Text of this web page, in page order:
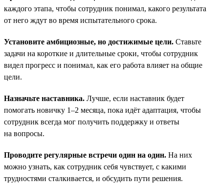
каждого этапа, чтобы сотрудник понимал, какого результата
от него ждут во время испытательного срока.
Установите амбициозные, но достижимые цели. Ставьте
задачи на короткие и длительные сроки, чтобы сотрудник
видел прогресс и понимал, как его работа влияет на общие
цели.
Назначьте наставника. Лучше, если наставник будет
помогать новичку 1–2 месяца, пока идёт адаптация, чтобы
сотрудник всегда мог получить поддержку и ответы
на вопросы.
Проводите регулярные встречи один на один. На них
можно узнать, как сотрудник себя чувствует, с какими
трудностями сталкивается, и обсудить пути решения.